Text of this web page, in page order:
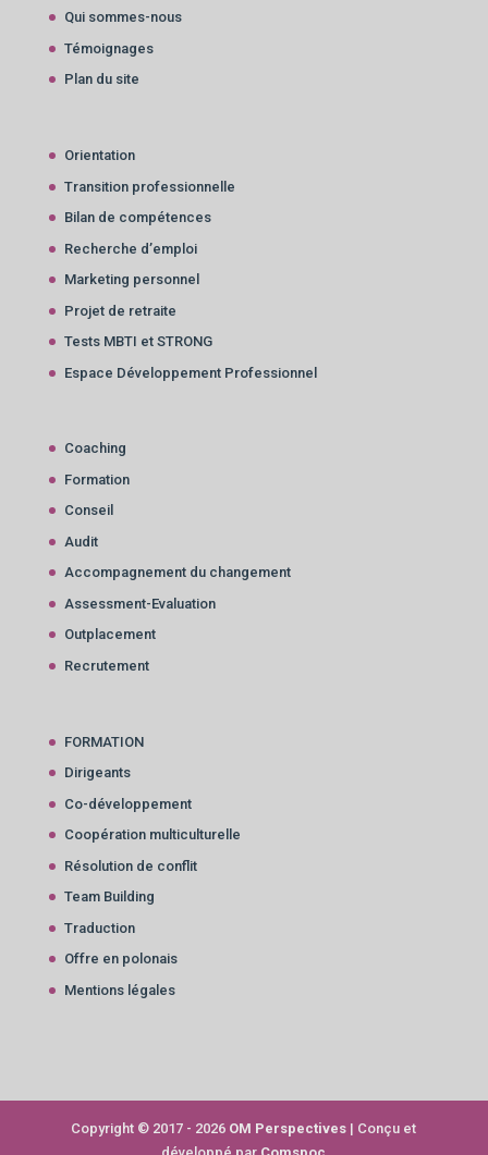
Qui sommes-nous
Témoignages
Plan du site
Orientation
Transition professionnelle
Bilan de compétences
Recherche d’emploi
Marketing personnel
Projet de retraite
Tests MBTI et STRONG
Espace Développement Professionnel
Coaching
Formation
Conseil
Audit
Accompagnement du changement
Assessment-Evaluation
Outplacement
Recrutement
FORMATION
Dirigeants
Co-développement
Coopération multiculturelle
Résolution de conflit
Team Building
Traduction
Offre en polonais
Mentions légales
Copyright © 2017 - 2026 OM Perspectives | Conçu et